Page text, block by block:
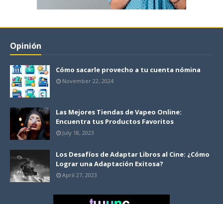
Opinión
Cómo sacarle provecho a tu cuenta nómina
November 22, 2024
Las Mejores Tiendas de Vapeo Online:
Encuentra tus Productos Favoritos
July 18, 2023
Los Desafíos de Adaptar Libros al Cine: ¿Cómo
Lograr una Adaptación Exitosa?
April 27, 2023